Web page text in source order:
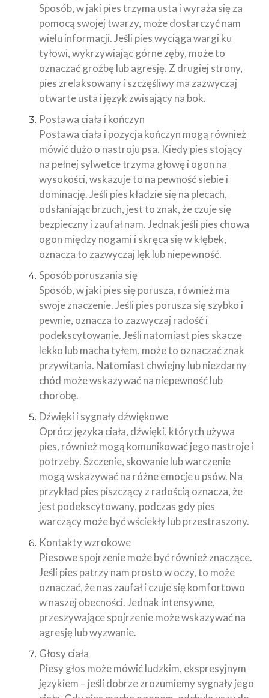
Sposób, w jaki pies trzyma usta i wyraża się za
pomocą swojej twarzy, może dostarczyć nam
wielu informacji. Jeśli pies wyciąga wargi ku
tyłowi, wykrzywiając górne zęby, może to
oznaczać groźbę lub agresję. Z drugiej strony,
pies zrelaksowany i szczęśliwy ma zazwyczaj
otwarte usta i język zwisający na bok.
Postawa ciała i kończyn
Postawa ciała i pozycja kończyn mogą również
mówić dużo o nastroju psa. Kiedy pies stojący
na pełnej sylwetce trzyma głowę i ogon na
wysokości, wskazuje to na pewność siebie i
dominację. Jeśli pies kładzie się na plecach,
odsłaniając brzuch, jest to znak, że czuje się
bezpieczny i zaufał nam. Jednak jeśli pies chowa
ogon między nogami i skręca się w kłębek,
oznacza to zazwyczaj lęk lub niepewność.
Sposób poruszania się
Sposób, w jaki pies się porusza, również ma
swoje znaczenie. Jeśli pies porusza się szybko i
pewnie, oznacza to zazwyczaj radość i
podekscytowanie. Jeśli natomiast pies skacze
lekko lub macha tyłem, może to oznaczać znak
przywitania. Natomiast chwiejny lub niezdarny
chód może wskazywać na niepewność lub
chorobę.
Dźwięki i sygnały dźwiękowe
Oprócz języka ciała, dźwięki, których używa
pies, również mogą komunikować jego nastroje i
potrzeby. Szczenie, skowanie lub warczenie
mogą wskazywać na różne emocje u psów. Na
przykład pies piszczący z radością oznacza, że
jest podekscytowany, podczas gdy pies
warczący może być wściekły lub przestraszony.
Kontakty wzrokowe
Piesowe spojrzenie może być również znaczące.
Jeśli pies patrzy nam prosto w oczy, to może
oznaczać, że nas zaufał i czuje się komfortowo
w naszej obecności. Jednak intensywne,
przeszywające spojrzenie może wskazywać na
agresję lub wyzwanie.
Głosy ciała
Piesy głos może mówić ludzkim, ekspresyjnym
językiem – jeśli dobrze zrozumiemy sygnały jego